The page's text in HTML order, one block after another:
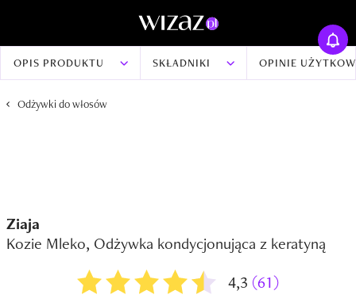
OPIS PRODUKTU SKŁADNIKI OPINIE
Odżywki do włosów
Ziaja
Kozie Mleko, Odżywka kondycjonująca z keratyną
4,3 (61)